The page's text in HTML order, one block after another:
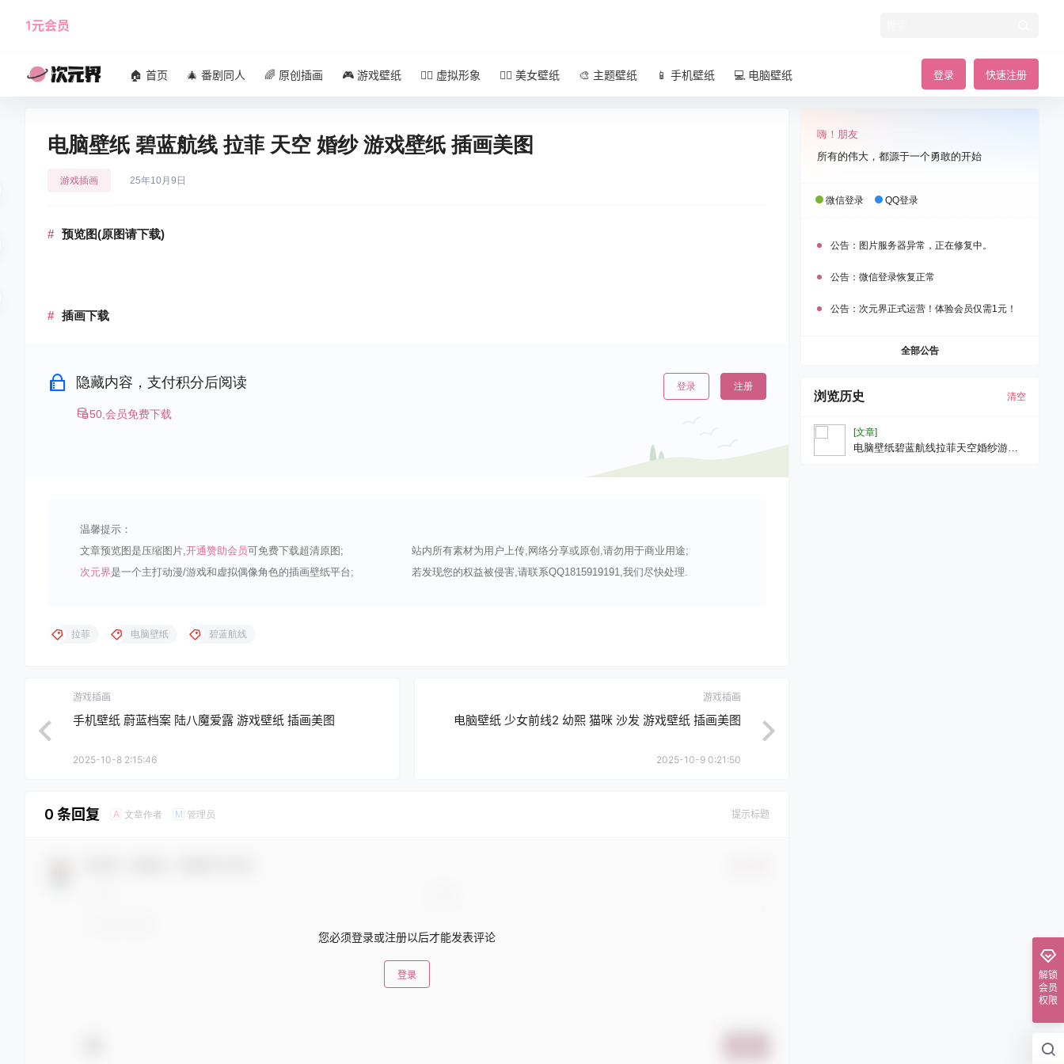
1元会员
登录 快速注册
🏠 首页 🎄 番剧同人 🌈 原创插画 🎮 游戏壁纸 🧚‍♀️ 虚拟形象 🧜‍♀️ 美女壁纸 🎨 主题壁纸 📱 手机壁纸 💻 电脑壁纸
电脑壁纸 碧蓝航线 拉菲 天空 婚纱 游戏壁纸 插画美图
游戏插画 25年10月9日
预览图(原图请下载)
插画下载
隐藏内容，支付积分后阅读
50,会员免费下载
登录 注册
温馨提示：
文章预览图是压缩图片,开通赞助会员可免费下载超清原图;
站内所有素材为用户上传,网络分享或原创,请勿用于商业用途;
次元界是一个主打动漫/游戏和虚拟偶像角色的插画壁纸平台; 若发现您的权益被侵害,请联系QQ1815919191,我们尽快处理.
拉菲 电脑壁纸 碧蓝航线
游戏插画
手机壁纸 蔚蓝档案 陆八魔爱露 游戏壁纸 插画美图
2025-10-8 2:15:46
游戏插画
电脑壁纸 少女前线2 幼熙 猫咪 沙发 游戏壁纸 插画美图
2025-10-9 0:21:50
0 条回复 A 文章作者 M 管理员 提示标题
您必须登录或注册以后才能发表评论
登录
嗨！朋友
所有的伟大，都源于一个勇敢的开始
微信登录 QQ登录
公告： 图片服务器异常，正在修复中。
公告： 微信登录恢复正常
公告： 次元界正式运营！体验会员仅需1元！
全部公告
浏览历史 清空
[文章]
电脑壁纸碧蓝航线拉菲天空婚纱游戏
解锁
会员
权限